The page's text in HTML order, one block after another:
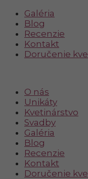
Galéria
Blog
Recenzie
Kontakt
Doručenie
O nás
Unikáty
Kvetinárstvo
Svadby
Galéria
Blog
Recenzie
Kontakt
Doručenie